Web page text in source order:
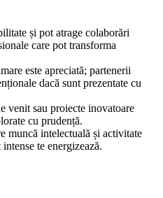
și pot atrage colaborări
care pot transforma
este apreciată; partenerii
dacă sunt prezentate cu
venit sau proiecte inovatoare
cu prudență.
muncă intelectuală și activitate
te energizează.